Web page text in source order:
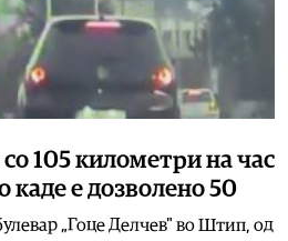
105 километри на час
каде е дозволено 50
„Гоце Делчев" во Штип, од